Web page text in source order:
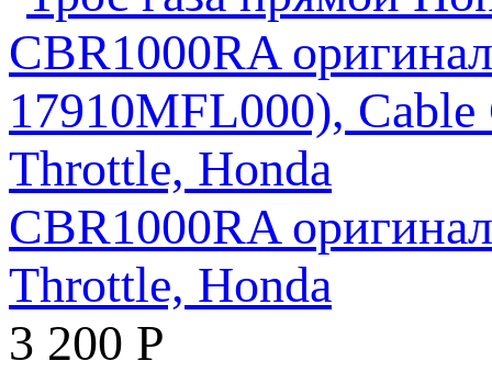
CBR1000RA
Throttle, Honda
3 200 Р